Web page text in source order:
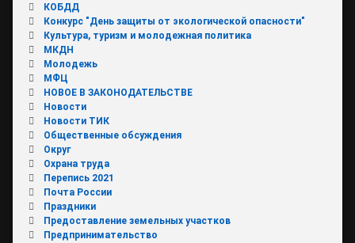
КОБДД
Конкурс "День защиты от экологической опасности"
Культура, туризм и молодежная политика
МКДН
Молодежь
МФЦ
НОВОЕ В ЗАКОНОДАТЕЛЬСТВЕ
Новости
Новости ТИК
Общественные обсуждения
Округ
Охрана труда
Перепись 2021
Почта России
Праздники
Предоставление земельных участков
Предпринимательство